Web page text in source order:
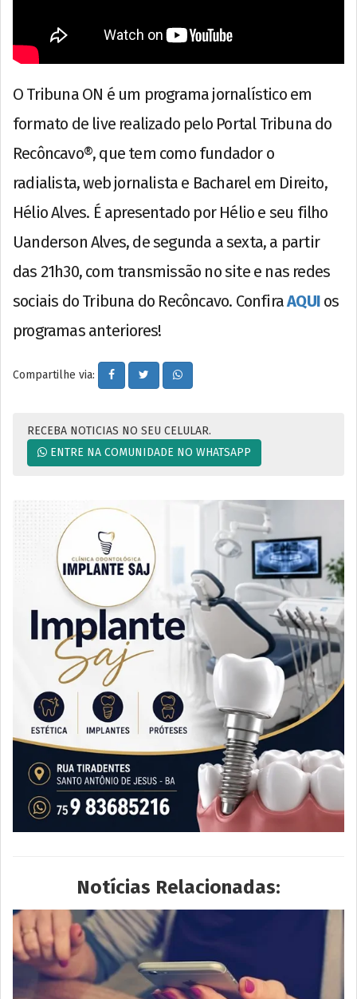
O Tribuna ON é um programa jornalístico em
formato de live realizado pelo Portal Tribuna do
Recôncavo®, que tem como fundador o
radialista, web jornalista e Bacharel em Direito,
Hélio Alves. É apresentado por Hélio e seu filho
Uanderson Alves, de segunda a sexta, a partir
das 21h30, com transmissão no site e nas redes
sociais do Tribuna do Recôncavo. ConfiraAQUI os
programas anteriores!
Compartilhe via:
RECEBA NOTICIAS NO SEU CELULAR.
ENTRE NA COMUNIDADE NO WHATSAPP
Notícias Relacionadas: